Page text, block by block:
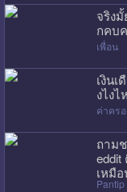
จริง
กคบ
เพื่อน
เงิน
งไง
ค่าคร
ถาม
eddit
เหมื
Pantip